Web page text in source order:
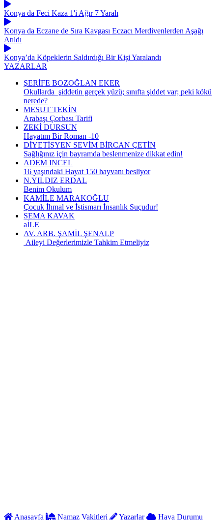
Konya da Feci Kaza 1'i Ağır 7 Yaralı
Konya da Eczane de Sıra Kavgası Eczacı Merdivenlerden Aşağı
Atıldı
Konya’da Köpeklerin Saldırdığı Bir Kişi Yaralandı
YAZARLAR
ŞERİFE BOZOĞLAN EKER
Okullarda şiddetin gerçek yüzü; sınıfta şiddet var; peki kökü
nerede?
MESUT TEKİN
Arabaşı Çorbası Tarifi
ZEKİ DURSUN
Hayatım Bir Roman -10
DİYETİSYEN SEVİM BİRCAN ÇETİN
Sağlığınız için bayramda beslenmenize dikkat edin!
ADEM INCEL
16 yaşındaki Hayat 150 hayvanı besliyor
N.YILDIZ ERDAL
Benim Okulum
KAMİLE MARAKOĞLU
Çocuk İhmal ve İstismarı İnsanlık Suçudur!
SEMA KAVAK
aİLE
AV. ARB. ŞAMİL ŞENALP
Aileyi Değerlerimizle Tahkim Etmeliyiz
Anasayfa Namaz Vakitleri Yazarlar Hava Durumu